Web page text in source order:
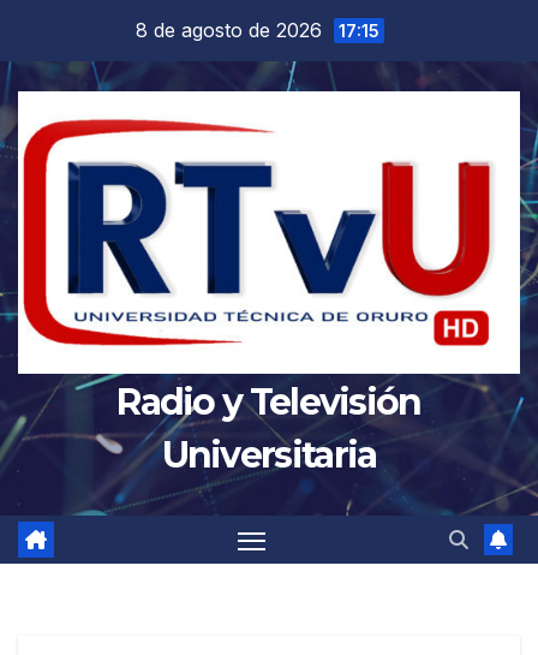
contenido
8 de agosto de 2026 17:15
Radio y Televisión
Universitaria